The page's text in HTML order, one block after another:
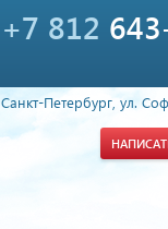
+7 812
Санкт-Петербург, ул.